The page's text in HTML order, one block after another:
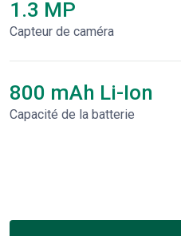
1.3 MP
Capteur de caméra
800 mAh Li-Ion
Capacité de la batterie